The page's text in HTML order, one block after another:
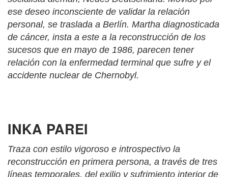
ese deseo inconsciente de validar la relación
personal, se traslada a Berlín. Martha diagnosticada
de cáncer, insta a este a la reconstrucción de los
sucesos que en mayo de 1986, parecen tener
relación con la enfermedad terminal que sufre y el
accidente nuclear de Chernobyl.
INKA PAREI
Traza con estilo vigoroso e introspectivo la
reconstrucción en primera persona, a través de tres
líneas temporales, del exilio y sufrimiento interior de